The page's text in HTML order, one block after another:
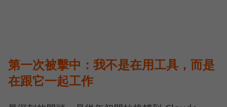
第一次被擊中：我不是在用工具，而是
在跟它一起工作